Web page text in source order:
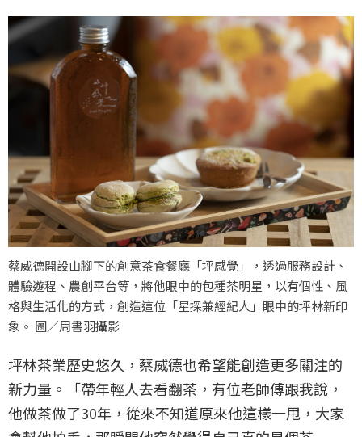
蔡威德開設山腳下的創意茶食餐廳「坪感覺」，透過服務設計、
體驗遊程、農創平台等，將他眼中的包種茶明星，以有個性、風
格與生活化的方式，創造這位「星探兼經紀人」眼中的坪林新印
象。 圖／周書羽攝影
坪林茶業歷史悠久，蔡威德也希望能創造更多關注的
新力量。「帶年輕人去看翻茶，有位老師傅跟我說，
他做茶做了30年，從來不知道原來他這樣一甩，大家